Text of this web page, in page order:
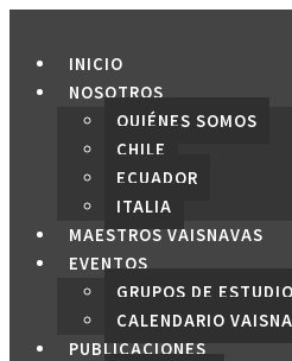
contenidoINICIO
NOSOTROS
QUIÉNES SOMOS
CHILE
ECUADOR
ITALIA
MAESTROS VAISNAVAS
EVENTOS
GRUPOS DE ESTUDIO
CALENDARIO
PUBLICACIONES